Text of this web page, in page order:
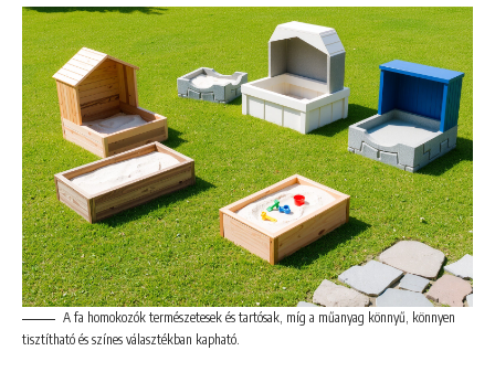
A fa homokozók természetesek és tartósak, míg a műanyag könnyű, könnyen
tisztítható és színes választékban kapható.